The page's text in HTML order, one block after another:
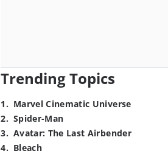
Trending Topics
1. Marvel Cinematic Universe
2. Spider-Man
3. Avatar: The Last Airbender
4. Bleach